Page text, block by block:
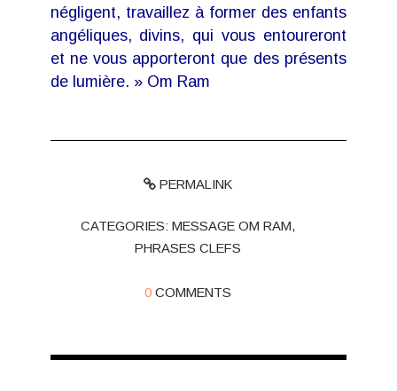
négligent, travaillez à former des enfants
angéliques, divins, qui vous entoureront
et ne vous apporteront que des présents
de lumière. » Om Ram
PERMALINK
CATEGORIES:MESSAGE OM RAM,
PHRASES CLEFS
0 COMMENTS